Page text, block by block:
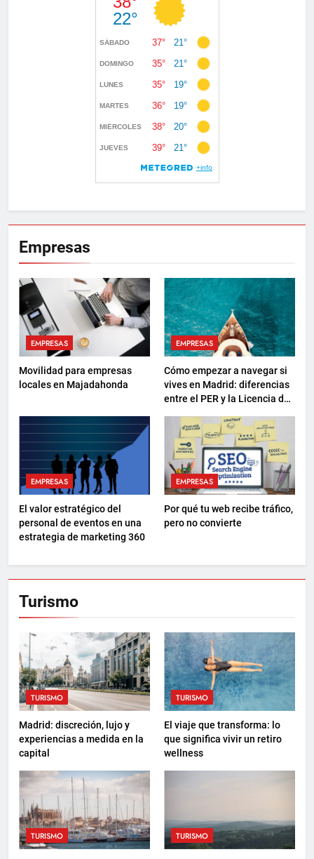
Empresas
EMPRESAS
Movilidad para empresas
locales en Majadahonda
EMPRESAS
Cómo empezar a navegar si
vives en Madrid: diferencias
entre el PER y la Licencia de
EMPRESAS
El valor estratégico del
personal de eventos en una
estrategia de marketing 360
EMPRESAS
Por qué tu web recibe tráfico,
pero no convierte
Turismo
TURISMO
Madrid: discreción, lujo y
experiencias a medida en la
capital
TURISMO
El viaje que transforma: lo
que significa vivir un retiro
wellness
TURISMO TURISMO